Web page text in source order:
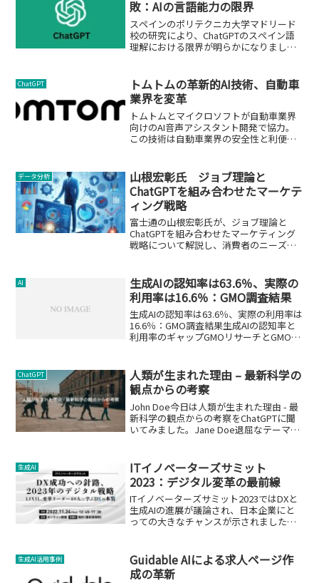
敗：AIの言語能力の限界
スペインのポリテクニカ大学マドリード
校の研究により、ChatGPTのスペイン語
理解における限界が明らかになりまし
ChatGPT
トムトムの革新的AI技術、自動車
業界を変革
トムトムとマイクロソフトが自動車業界
向けのAI音声アシスタント開発で協力。
この技術は自動車業界の安全性と利便性
データ分析
山根宏彰氏 ジョブ理論と
ChatGPTを組み合わせたマーケテ
ィング戦略
富士通の山根宏彰氏が、ジョブ理論と
ChatGPTを組み合わせたマーケティング
戦略について解説し、消費者のニーズを
AI
生成AIの認知率は63.6％、実際の
利用率は16.6％：GMO調査結果
生成AIの認知率は63.6％、実際の利用率は
16.6％：GMO調査結果生成AIの認知率と
利用率のギャップGMOリサーチとGMO
際の利用率は16.6％にと...
ChatGPT
人類が生まれた理由 – 最新科学の
観点からの考察
John Doe今日は人類が生まれた理由 - 最
新科学の観点からの考察をChatGPTに聞
いてみました。Jane Doe退屈なテーマ
カ！はじめに人類が生まれた理...
生成AI
ITイノベーターズサミット
2023：デジタル変革の最前線
ITイノベーターズサミット2023ではDXと
生成AIの進展が議論され、日本企業にと
っての大きなチャンスが示されました。
生成AI活用事例
Guidable AIによる求人ページ作
成の革新